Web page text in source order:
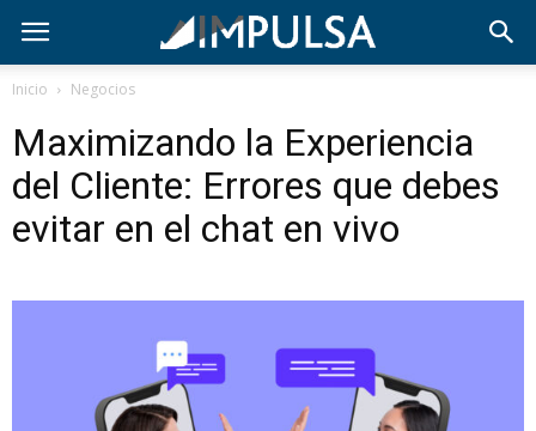
Inicio Negocios
Maximizando la Experiencia
del Cliente: Errores que debes
evitar en el chat en vivo